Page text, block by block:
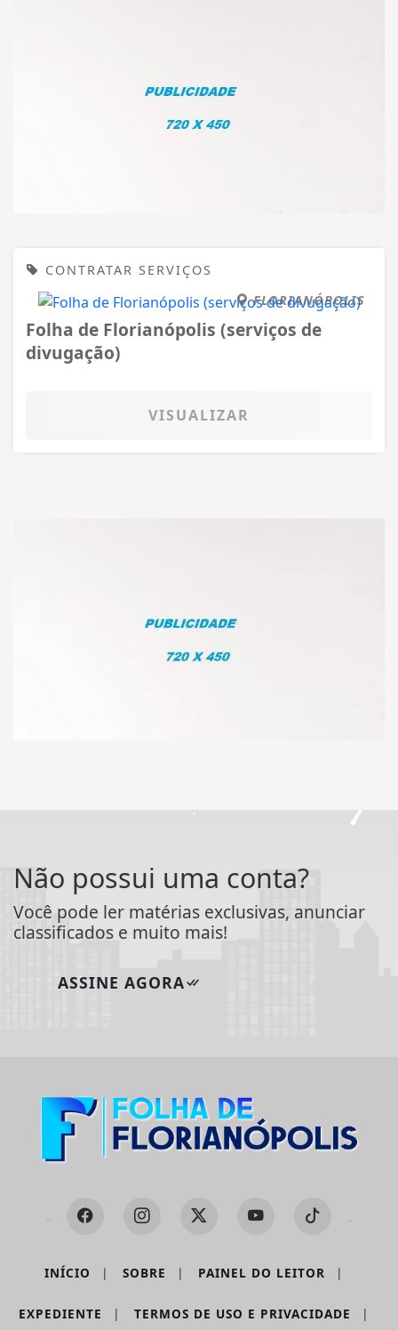
CONTRATAR SERVIÇOS
FLORIANÓPOLIS
Folha de Florianópolis (serviços de
divugação)
VISUALIZAR
Não possui uma conta?
Você pode ler matérias exclusivas, anunciar
classificados e muito mais!
ASSINE AGORA
INÍCIO | SOBRE | PAINEL DO LEITOR |
EXPEDIENTE | TERMOS DE USO E PRIVACIDADE |
Termos de Uso e Privacidade
Esse site utiliza cookies para melhorar sua